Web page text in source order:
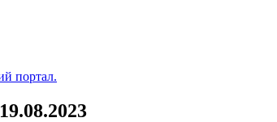
19.08.2023